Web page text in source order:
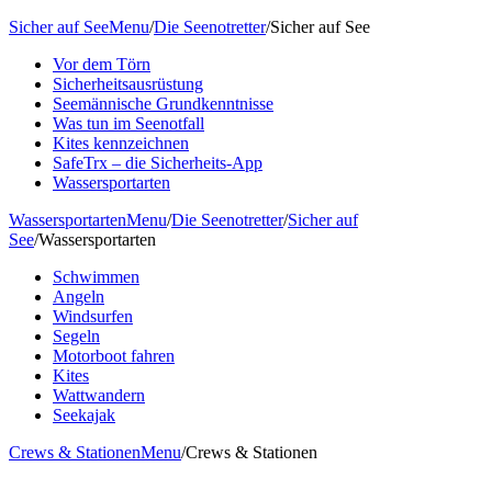
Sicher auf SeeMenu/Die Seenotretter/Sicher auf See
Vor dem Törn
Sicherheitsausrüstung
Seemännische Grundkenntnisse
Was tun im Seenotfall
Kites kennzeichnen
SafeTrx – die Sicherheits-App
Wassersportarten
WassersportartenMenu/Die Seenotretter/Sicher auf
See/Wassersportarten
Schwimmen
Angeln
Windsurfen
Segeln
Motorboot fahren
Kites
Wattwandern
Seekajak
Crews & StationenMenu/Crews & Stationen